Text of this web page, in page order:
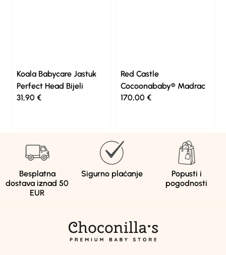
Koala Babycare Jastuk
Perfect Head Bijeli
31,90€
Red Castle
Cocoonababy® Madrac
170,00 €
Besplatna
dostava iznad 50
EUR
Sigurno plaćanje
Popusti i
pogodnosti